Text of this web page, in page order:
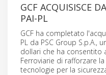
GCF ACQUISISCE
PAI-PL
GCF ha completato
PL da PSC Group S.p.A.,
dollari che ha consentito
Ferroviarie di rafforzare
tecnologie per la